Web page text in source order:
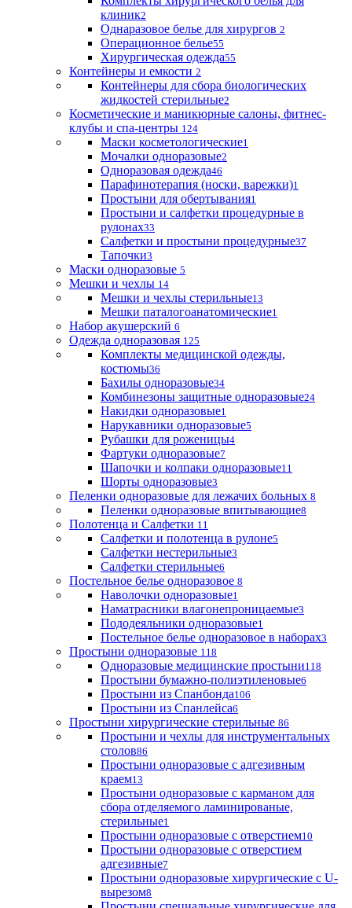
клиник2
Однаразовое белье для хирургов 2
Операционное белье55
Хирургическая одежда55
Контейнеры и емкости 2
Контейнеры для сбора биологических
жидкостей стерильные2
Косметические и маникюрные салоны, фитнес-
клубы и спа-центры 124
Маски косметологические1
Мочалки одноразовые2
Одноразовая одежда46
Парафинотерапия (носки, варежки)1
Простыни для обертывания1
Простыни и салфетки процедурные в
рулонах33
Салфетки и простыни процедурные37
Тапочки3
Маски одноразовые 5
Мешки и чехлы 14
Мешки и чехлы стерильные13
Мешки паталогоанатомические1
Набор акушерский 6
Одежда одноразовая 125
Комплекты медицинской одежды,
костюмы36
Бахилы одноразовые34
Комбинезоны защитные одноразовые24
Накидки одноразовые1
Нарукавники одноразовые5
Рубашки для роженицы4
Фартуки одноразовые7
Шапочки и колпаки одноразовые11
Шорты одноразовые3
Пеленки одноразовые для лежачих больных 8
Пеленки одноразовые впитывающие8
Полотенца и Салфетки 11
Салфетки и полотенца в рулоне5
Салфетки нестерильные3
Салфетки стерильные6
Постельное белье одноразовое 8
Наволочки одноразовые1
Наматрасники влагонепроницаемые3
Пододеяльники одноразовые1
Постельное белье одноразовое в наборах3
Простыни одноразовые 118
Одноразовые медицинские простыни118
Простыни бумажно-полиэтиленовые6
Простыни из Спанбонда106
Простыни из Спанлейса6
Простыни хирургические стерильные 86
Простыни и чехлы для инструментальных
столов86
Простыни одноразовые с адгезивным
краем13
Простыни одноразовые с карманом для
сбора отделяемого ламинированые,
стерильные1
Простыни одноразовые с отверстием10
Простыни одноразовые с отверстием
адгезивные7
Простыни одноразовые хирургические с U-
вырезом8